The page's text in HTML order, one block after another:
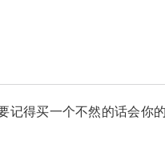
记得买一个不然的话会你